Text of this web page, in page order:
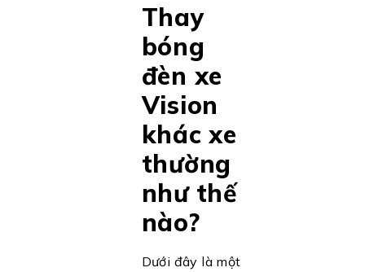
Thay
bóng
đèn xe
Vision
khác xe
thường
như thế
nào?
Dưới đây là một